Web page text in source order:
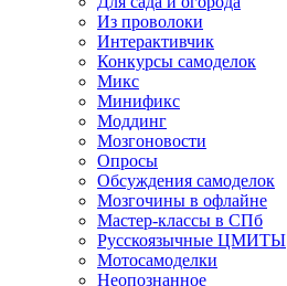
Из проволоки
Интерактивчик
Конкурсы самоделок
Микс
Минификс
Моддинг
Мозгоновости
Опросы
Обсуждения самоделок
Мозгочины в офлайне
Мастер-классы в СПб
Русскоязычные ЦМИТЫ
Мотосамоделки
Неопознанное